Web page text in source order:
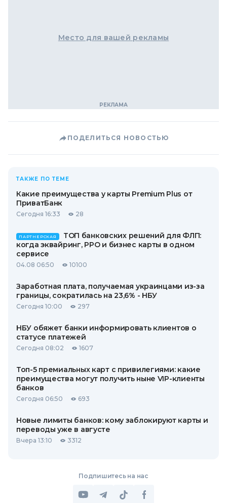
Место для вашей рекламы
ПОДЕЛИТЬСЯ НОВОСТЬЮ
ТАКЖЕ ПО ТЕМЕ
Какие преимущества у карты Premium Plus от
ПриватБанк
Сегодня 16:33 28
ПАРТНЕРСКАЯ
ТОП банковских решений для ФЛП:
когда эквайринг, РРО и бизнес карты в одном
сервисе
04.08 06:50 10100
Заработная плата, получаемая украинцами из-за
границы, сократилась на 23,6% - НБУ
Сегодня 10:00 297
НБУ обяжет банки информировать клиентов о
статусе платежей
Сегодня 08:02 1607
Топ-5 премиальных карт с привилегиями: какие
преимущества могут получить ныне VIP-клиенты
банков
Сегодня 06:50 693
Новые лимиты банков: кому заблокируют карты и
переводы уже в августе
Вчера 13:10 3312
Подпишитесь на нас